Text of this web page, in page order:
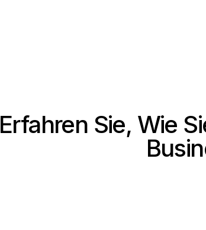
Erfahren Sie, Wie